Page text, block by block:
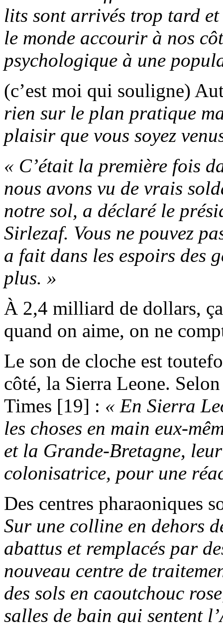
lits sont arrivés trop tard
le monde accourir à nos
psychologique à une
(c’est moi qui souligne)
rien sur le plan pratique
plaisir que vous soyez
« C’était la première fois
nous avons vu de vrais
notre sol, a déclaré le
Sirlezaf. Vous ne pouvez
a fait dans les espoirs des
plus. »
À 2,4 milliard de dollars,
quand on aime, on ne
Le son de cloche est
côté, la Sierra Leone.
Times [19] : « En Sierra
les choses en main eux-
et la Grande-Bretagne,
colonisatrice, pour une
Des centres pharaoniques
Sur une colline en dehors
abattus et remplacés par
nouveau centre de
des sols en caoutchouc
salles de bain qui sentent